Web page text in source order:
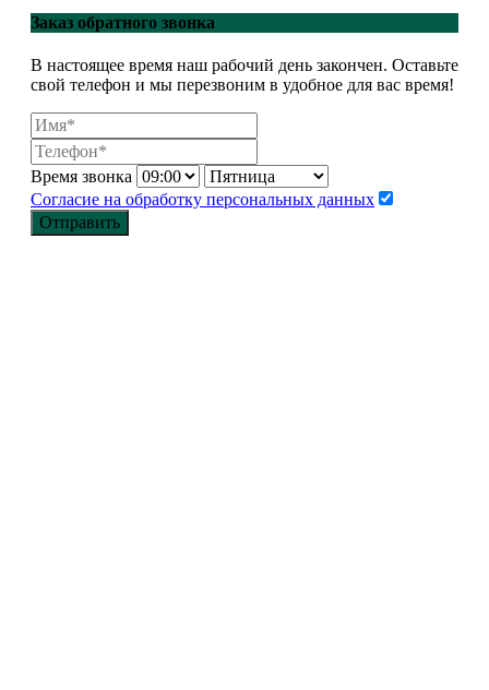
Закрыть меню
Главная
МАСТЕР КЛАССЫ
Корпоративная символика
Статьи
Контакты
Заказ обратного звонка
В настоящее время наш рабочий день закончен. Оставьте
свой телефон и мы перезвоним в удобное для вас время!
Время звонка
Согласие на обработку персональных данных
Отправить